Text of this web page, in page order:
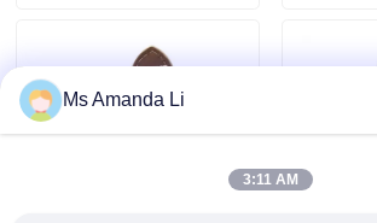
Peça umas citações
Ms Amanda Li
3:11 AM